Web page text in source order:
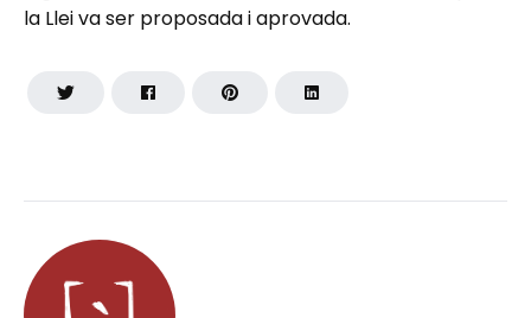
la Llei va ser proposada i aprovada.